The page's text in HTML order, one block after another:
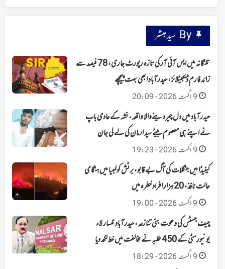
By سید مبشر
تلنگانہ میں ایس آئی آر کی تازہ رپورٹ جاری، 78 فیصد سے
زائد فارم ڈیجیٹلائز، حیدرآباد ابھی بہت پیچھے
9 اگست 2026 - 20:09
حیدرآباد میں دل چیردینےوالا واقعہ، نشہ کے عادی باپ
نے اپنے ہی معصوم بیٹے سید ارمان کی لے لی جان
9 اگست 2026 - 19:23
کینیڈا میں جنگلات کی آگ بے قابو، برٹش کولمبیا میں ہنگامی
حالت نافذ، 20 ہزار افراد خطرہ میں
9 اگست 2026 - 19:00
چیف جسٹس کی دعوت بنی تنازعہ، حیدرآباد نلسار لاء
یونیورسٹی کے 450 طلبہ نے مخالفت میں خط لکھ دیا
9 اگست 2026 - 18:29